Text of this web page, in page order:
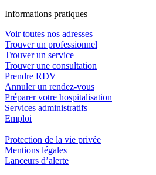
Informations pratiques
Voir toutes nos adresses
Trouver un professionnel
Trouver un service
Trouver une consultation
Prendre RDV
Annuler un rendez-vous
Préparer votre hospitalisation
Services administratifs
Emploi​
Protection de la vie privée
Mentions légales
Lanceurs d’alerte